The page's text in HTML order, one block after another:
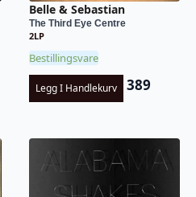
Belle & Sebastian
The Third Eye Centre
2LP
Bestillingsvare
Legg I Handlekurv 389